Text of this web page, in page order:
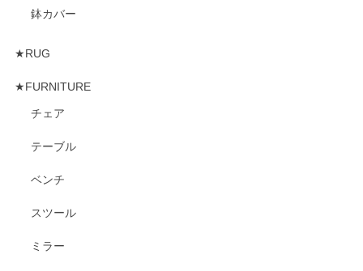
鉢カバー
★RUG
★FURNITURE
チェア
テーブル
ベンチ
スツール
ミラー